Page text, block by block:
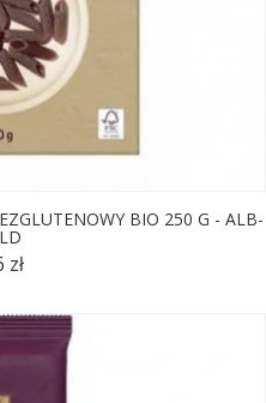
BIO 250 G - ALB-
zł